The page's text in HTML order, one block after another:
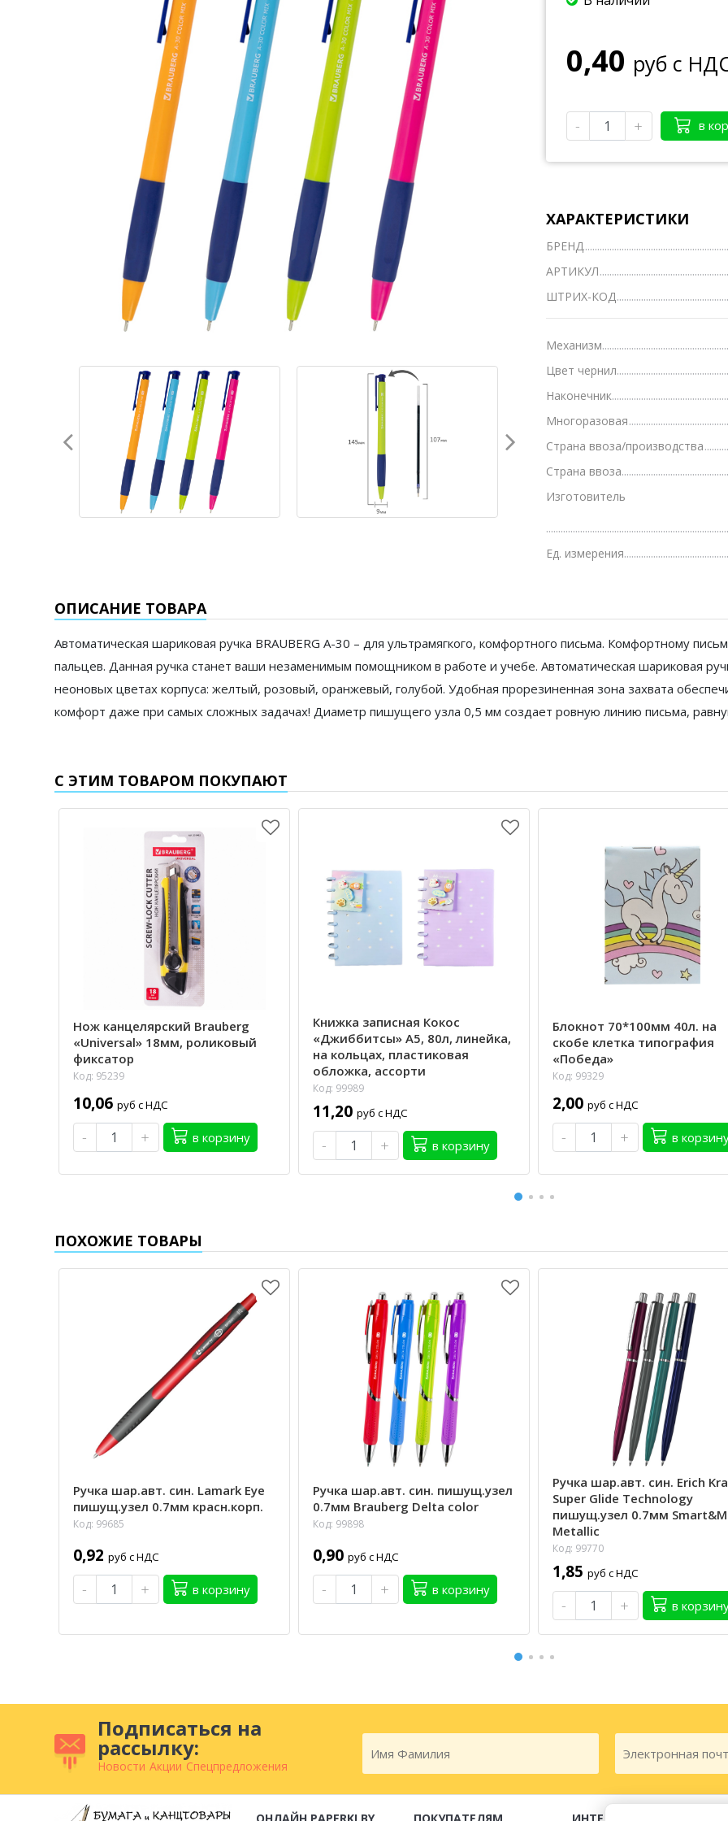
Тетради А4
Тетради на кольцах, сменные блоки
Тетради школьные А5 12-24 л.
Тетради полуобщие А5 36-48 л.
Тетради общие А5 50-200 л.
Ватманы, калька, бумага миллиметровая,
Бумага для художественных и дизайнерских
Грамоты, дипломы, благодарности
Канцелярские книги, книги учета
Бумага писчая, газетная, копирка
0,40 руб с
- + в
ХАРАКТЕРИСТИКИ
БРЕНД
АРТИКУЛ
ШТРИХ-КОД
Механизм
Цвет чернил
Наконечник
Многоразовая
Страна ввоза/производства
Страна ввоза
Изготовитель
Ед. измерения
ОПИСАНИЕ ТОВАРА
Автоматическая шариковая ручка BRAUBERG A-30 – для ультрамягкого, комфортного письма. Комфортному
пальцев. Данная ручка станет ваши незаменимым помощником в работе и учебе. Автоматическая шариковая
неоновых цветах корпуса: желтый, розовый, оранжевый, голубой. Удобная прорезиненная зона захвата
комфорт даже при самых сложных задачах! Диаметр пишущего узла 0,5 мм создает ровную линию письма,
С ЭТИМ ТОВАРОМ ПОКУПАЮТ
Нож канцелярский Brauberg
«Universal» 18мм, роликовый
фиксатор
Код: 95239
10,06 руб с НДС
- + в корзину
Книжка записная Кокос
«Джиббитсы» А5, 80л, линейка,
на кольцах, пластиковая
обложка, ассорти
Код: 99989
11,20 руб с НДС
- + в корзину
Блокнот 70*100мм 40л. на
скобе клетка типография
«Победа»
Код: 99329
2,00 руб с НДС
- + в
ПОХОЖИЕ ТОВАРЫ
Ручка шар.авт. син. Lamark Eye
пишущ.узел 0.7мм красн.корп.
Код: 99685
0,92 руб с НДС
- + в корзину
Ручка шар.авт. син. пишущ.узел
0.7мм Brauberg Delta color
Код: 99898
0,90 руб с НДС
- + в корзину
Ручка шар.авт. син. Erich
Super Glide Technology
пишущ.узел 0.7мм
Metallic
Код: 99770
1,85 руб с НДС
- + в
Подписаться на
рассылку:
Новости Акции Спецпредложения